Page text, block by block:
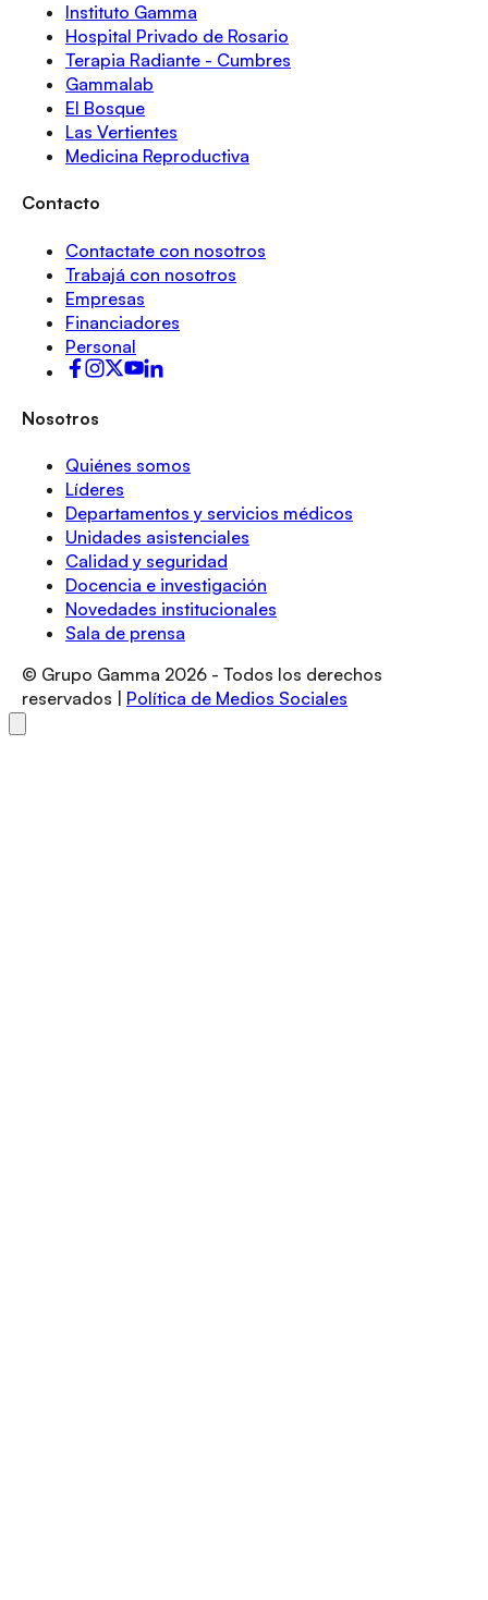
Instituto Gamma
Hospital Privado de Rosario
Terapia Radiante - Cumbres
Gammalab
El Bosque
Las Vertientes
Medicina Reproductiva
Contacto
Contactate con nosotros
Trabajá con nosotros
Empresas
Financiadores
Personal
Nosotros
Quiénes somos
Líderes
Departamentos y servicios médicos
Unidades asistenciales
Calidad y seguridad
Docencia e investigación
Novedades institucionales
Sala de prensa
© Grupo Gamma 2026 - Todos los derechos
reservados |
Política de Medios Sociales